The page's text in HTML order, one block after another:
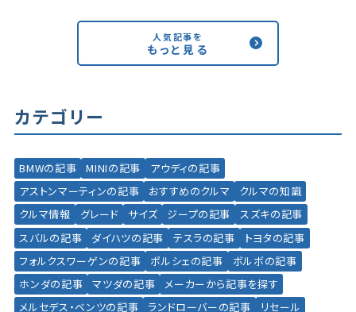
人気記事を
もっと見る
カテゴリー
BMWの記事 MINIの記事
アウディの記事
アストンマーティンの記事
おすすめのクルマ
クルマの知識
クルマ情報
グレード サイズ ジープの記事
スズキの記事
スバルの記事
ダイハツの記事 テスラの記事
トヨタの記事
フォルクスワーゲンの記事
ポルシェの記事
ボルボの記事
ホンダの記事
マツダの記事
メーカーから記事を探す
メルセデス・ベンツの記事
ランドローバーの記事
リセール